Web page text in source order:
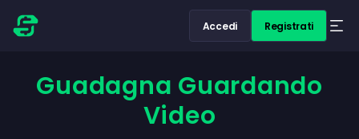
Accedi Registrati
Guadagna Guardando
Video